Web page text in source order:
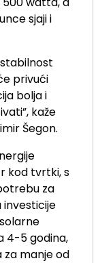
sjaji i
privući
bolja i
kaže
Šegon.
kod tvrtki, s
za
4-5 godina,
manje od